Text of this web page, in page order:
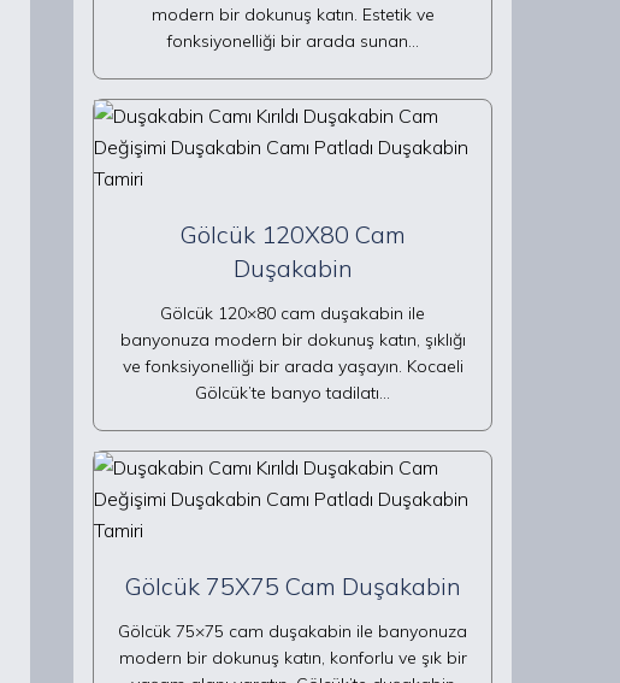
modern bir dokunuş katın. Estetik ve
fonksiyonelliği bir arada sunan…
Gölcük 120X80 Cam
Duşakabin
Gölcük 120×80 cam duşakabin ile
banyonuza modern bir dokunuş katın, şıklığı
ve fonksiyonelliği bir arada yaşayın. Kocaeli
Gölcük’te banyo tadilatı…
Gölcük 75X75 Cam Duşakabin
Gölcük 75×75 cam duşakabin ile banyonuza
modern bir dokunuş katın, konforlu ve şık bir